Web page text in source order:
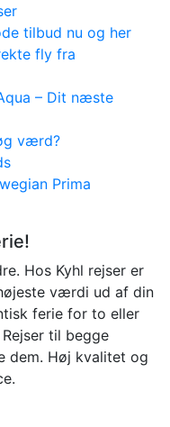
tilbud nu og her
fly fra
– Dit næste
værd?
Prima
Hos Kyhl rejser er
værdi ud af din
ferie for to eller
til begge
dem. Høj kvalitet og